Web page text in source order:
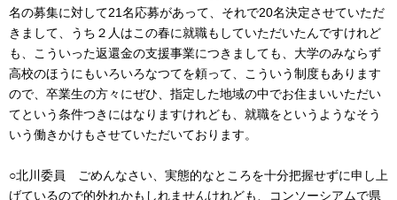
名の募集に対して21名応募があって、それで20名決定させていただ
きまして、うち２人はこの春に就職もしていただいたんですけれど
も、こういった返還金の支援事業につきましても、大学のみならず
高校のほうにもいろいろなつてを頼って、こういう制度もあります
ので、卒業生の方々にぜひ、指定した地域の中でお住まいいただい
てという条件つきにはなりますけれども、就職をというようなそう
いう働きかけもさせていただいております。
○北川委員 ごめんなさい、実態的なところを十分把握せずに申し上
げているので的外れかもしれませんけれども、コンソーシアムで県